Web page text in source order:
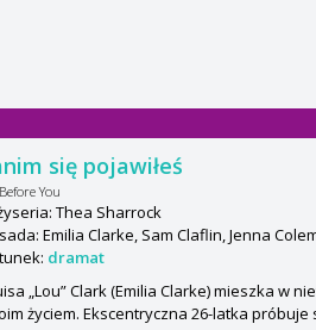
się pojawiłeś
You
Thea Sharrock
Emilia Clarke, Sam Claflin, Jenna
dramat
„Lou” Clark (Emilia Clarke) mieszka w
życiem. Ekscentryczna 26-latka